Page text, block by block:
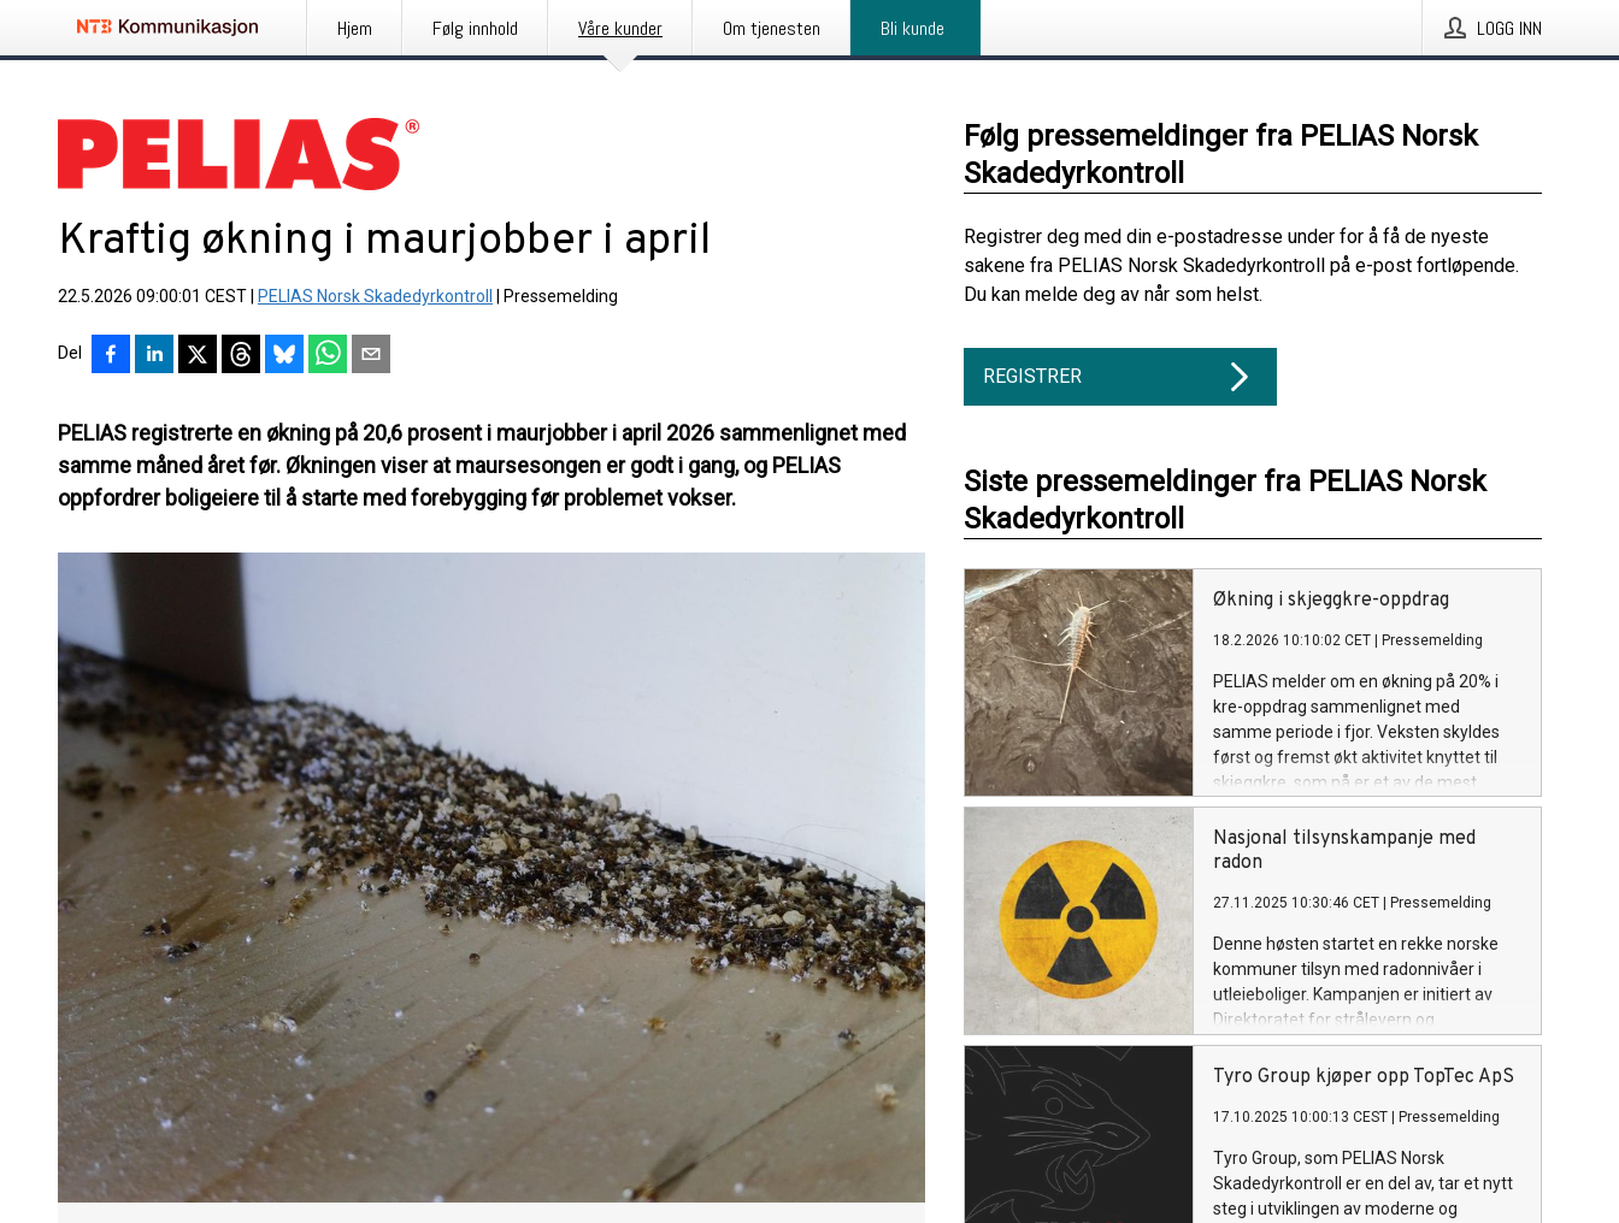
Hjem Følg innhold Våre kunder Om tjenesten Bli kunde LOGG INN
Kraftig økning i maurjobber i april
22.5.2026 09:00:01 CEST PELIAS Norsk Skadedyrkontroll Pressemelding
Del
PELIAS registrerte en økning på 20,6 prosent i maurjobber i april 2026 sammenlignet med
samme måned året før. Økningen viser at maursesongen er godt i gang, og PELIAS
oppfordrer boligeiere til å starte med forebygging før problemet vokser.
Følg pressemeldinger fra PELIAS Norsk
Skadedyrkontroll
Registrer deg med din e-postadresse under for å få de nyeste
sakene fra PELIAS Norsk Skadedyrkontroll på e-post fortløpende.
Du kan melde deg av når som helst.
REGISTRER
Siste pressemeldinger fra PELIAS Norsk
Skadedyrkontroll
Økning i skjeggkre-oppdrag
18.2.2026 10:10:02 CET Pressemelding
PELIA​S melder om en økning på 20% i
kre-oppdrag sammenlignet med
samme periode i fjor. Veksten skyldes
først og fremst økt aktivitet knyttet til
skjeggkre, som nå er et av de mest
utbredte skadedyrene i norske boliger
og bygg.
Nasjonal tilsynskampanje med
radon
27.11.2025 10:30:46 CET Pressemelding
Denne høsten startet en rekke norske
kommuner tilsyn med radonnivåer i
utleieboliger. Kampanjen er initiert av
Direktoratet for strålevern og
atomsikkerhet (DSA), og målet er å sikre
at utleieboliger i Norge holder
Tyro Group kjøper opp TopTec ApS
17.10.2025 10:00:13 CEST Pressemelding
Tyro Group, som PELIAS Norsk
Skadedyrkontroll er en del av, tar et nytt
steg i utviklingen av moderne og